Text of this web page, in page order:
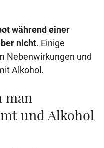
während einer
nicht. Einige
Nebenwirkungen und
Alkohol.
man
und Alkohol